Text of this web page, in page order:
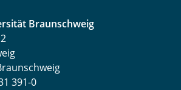
Braunschweig
391-0